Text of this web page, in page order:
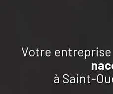
Votre
à Saint-